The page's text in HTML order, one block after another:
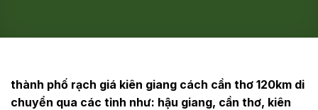
thành phố rạch giá kiên giang cách cần thơ 120km di
chuyển qua các tỉnh như: hậu giang, cần thơ, kiên